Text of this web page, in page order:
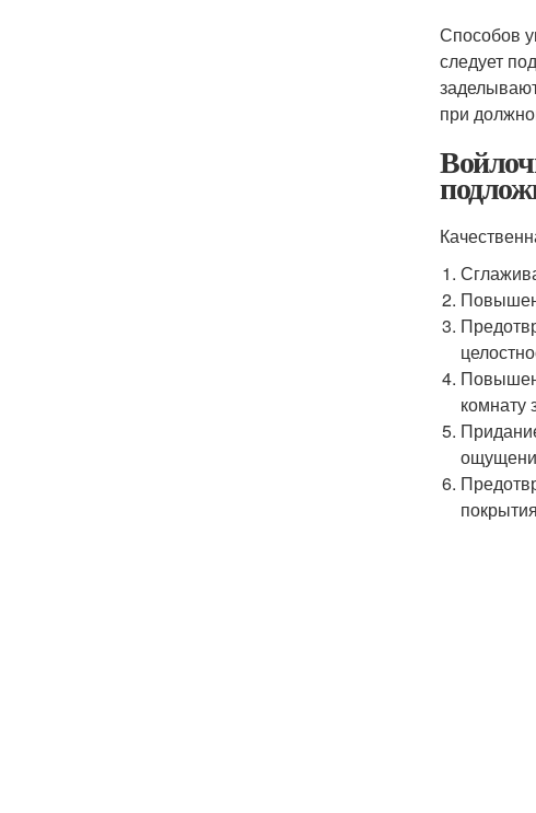
Способов
следует
при
комнату